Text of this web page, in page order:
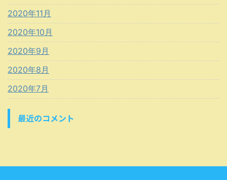
2020年11月
2020年10月
2020年9月
2020年8月
2020年7月
最近のコメント